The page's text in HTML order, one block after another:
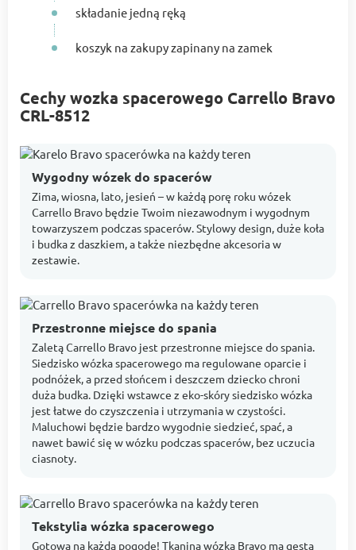
składanie jedną ręką
koszyk na zakupy zapinany na zamek
Cechy wozka spacerowego Carrello Bravo
CRL-8512
Wygodny wózek do spacerów
Zima, wiosna, lato, jesień – w każdą porę roku wózek
Carrello Bravo będzie Twoim niezawodnym i wygodnym
towarzyszem podczas spacerów. Stylowy design, duże koła
i budka z daszkiem, a także niezbędne akcesoria w
zestawie.
Przestronne miejsce do spania
Zaletą Carrello Bravo jest przestronne miejsce do spania.
Siedzisko wózka spacerowego ma regulowane oparcie i
podnóżek, a przed słońcem i deszczem dziecko chroni
duża budka. Dzięki wstawce z eko-skóry siedzisko wózka
jest łatwe do czyszczenia i utrzymania w czystości.
Maluchowi będzie bardzo wygodnie siedzieć, spać, a
nawet bawić się w wózku podczas spacerów, bez uczucia
ciasnoty.
Tekstylia wózka spacerowego
Gotowa na każdą pogodę! Tkanina wózka Bravo ma gęstą